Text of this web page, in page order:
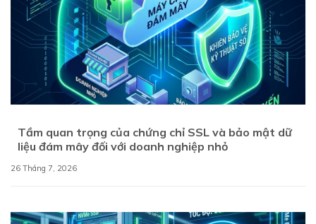
Tầm quan trọng của chứng chỉ SSL và bảo mật dữ
liệu đám mây đối với doanh nghiệp nhỏ
26 Tháng 7, 2026